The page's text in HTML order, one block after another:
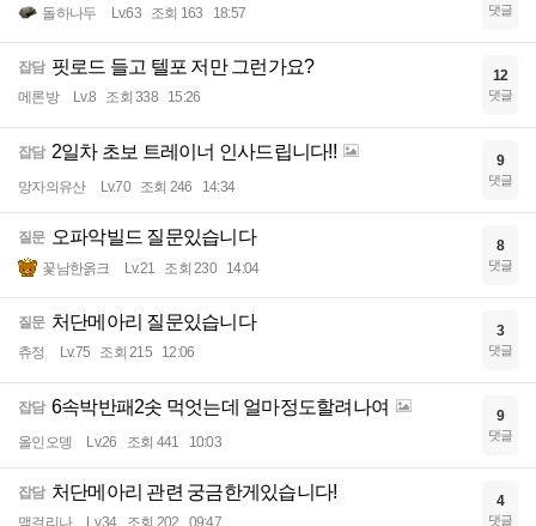
돌하나두 Lv.63 조회 163 18:57 댓글
잡담 핏로드 들고 텔포 저만 그런가요?
메론방 Lv.8 조회 338 15:26
12
댓글
잡담 2일차 초보 트레이너 인사드립니다!!
망자의유산 Lv.70 조회 246 14:34
9
댓글
질문 오파악빌드 질문있습니다
꽃남한옭크 Lv.21 조회 230 14:04
8
댓글
질문 처단메아리 질문있습니다
츄정 Lv.75 조회 215 12:06
3
댓글
잡담 6속박반패2솟 먹엇는데 얼마정도할려나여
올인오뎅 Lv.26 조회 441 10:03
9
댓글
잡담 처단메아리 관련 궁금한게있습니다!
맥걸리나 Lv.34 조회 202 09:47
4
댓글